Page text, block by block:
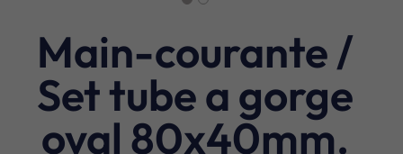
Main-courante /
Set tube a gorge
oval 80x40mm.